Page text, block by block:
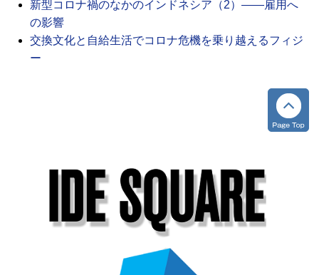
新型コロナ禍のなかのインドネシア（2）――雇用へ
の影響
交換文化と自給生活でコロナ危機を乗り越えるフィジ
ー